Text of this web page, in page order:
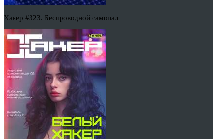
Хакер #323. Беспроводной самопал